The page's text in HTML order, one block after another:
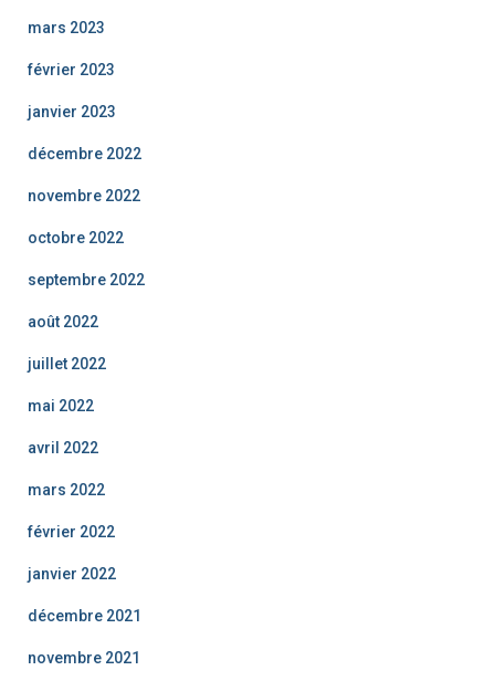
mars 2023
février 2023
janvier 2023
décembre 2022
novembre 2022
octobre 2022
septembre 2022
août 2022
juillet 2022
mai 2022
avril 2022
mars 2022
février 2022
janvier 2022
décembre 2021
novembre 2021